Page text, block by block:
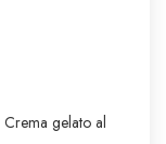
Crema gelato al